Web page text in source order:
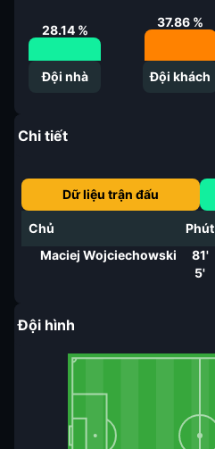
28.14%
Đội nhà
37.86 %
Đội khách
Chi tiết
Dữ liệu trận đấu
Chủ Phút
Maciej Wojciechowski
81'
5'
Đội hình